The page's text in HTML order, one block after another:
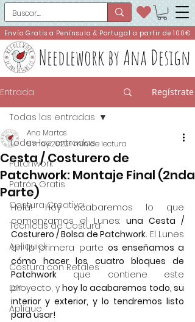
Needlework by Ana Design
Envío Gratis a Península & Portugal a partir de 100€
Entrada Regístrate
Todas las entradas
Patchwork
Patrón Gratis
Costura Creativa
Técnicas de Costura
Apliquick
Costura con Retales
DIY
Aplique
Todas las entradas
Cesta / Costurero de
Patchwork: Montaje Final (2nda
Parte)
Ana Martos
5 may 20221 min de lectura
Hola! Hoy acabaremos lo que
comenzamos el Lunes: una Cesta /
Costurero / Bolsa de Patchwork. El Lunes
en la primera parte os enseñamos a
cómo hacer los cuatro bloques de
Patchwork que contiene este
proyecto, y hoy lo acabaremos todo, su
interior y exterior, y lo tendremos listo
para usar!